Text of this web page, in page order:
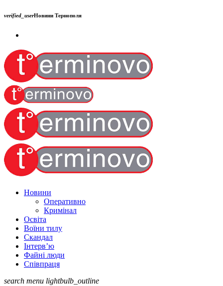
verified_userНовини Тернополя
Новини
Оперативно
Кримінал
Освіта
Воїни тилу
Скандал
Інтерв’ю
Файні люди
Співпраця
search menu lightbulb_outline